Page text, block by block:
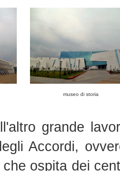
museo di storia
grande
Accordi,
ospita dei